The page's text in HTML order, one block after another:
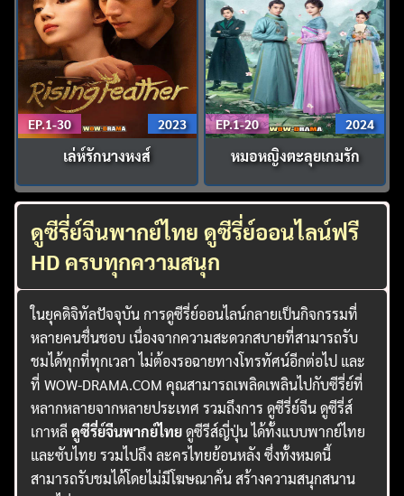
EP.1-30 2023
เล่ห์รักนางหงส์
EP.1-20 2024
หมอหญิงตะลุยเกมรัก
ดูซีรี่ย์จีนพากย์ไทย ดูซีรี่ย์ออนไลน์ฟรี
HD ครบทุกความสนุก
ในยุคดิจิทัลปัจจุบัน การดูซีรี่ย์ออนไลน์กลายเป็นกิจกรรมที่
หลายคนชื่นชอบ เนื่องจากความสะดวกสบายที่สามารถรับ
ชมได้ทุกที่ทุกเวลา ไม่ต้องรอฉายทางโทรทัศน์อีกต่อไป และ
ที่ WOW-DRAMA.COM คุณสามารถเพลิดเพลินไปกับซีรี่ย์ที่
หลากหลายจากหลายประเทศ รวมถึงการ ดูซีรี่ย์จีน ดูซีรี่ส์
เกาหลีดูซีรี่ย์จีนพากย์ไทยดูซีรีส์ญี่ปุ่น ได้ทั้งแบบพากย์ไทย
และซับไทย รวมไปถึง ละครไทยย้อนหลัง ซึ่งทั้งหมดนี้
สามารถรับชมได้โดยไม่มีโฆษณาคั่น สร้างความสนุกสนาน